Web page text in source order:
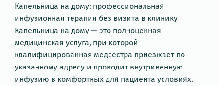
Капельница на дому: профессиональная
инфузионная терапия без визита в клинику
Капельница на дому — это полноценная
медицинская услуга, при которой
квалифицированная медсестра приезжает по
указанному адресу и проводит внутривенную
инфузию в комфортных для пациента условиях.